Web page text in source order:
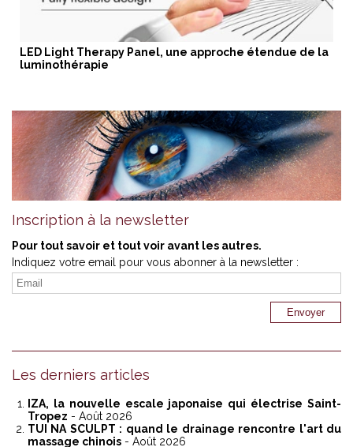
LED Light Therapy Panel, une approche étendue de la
luminothérapie
Inscription à la newsletter
Pour tout savoir et tout voir avant les autres.
Indiquez votre email pour vous abonner à la newsletter :
Les derniers articles
IZA, la nouvelle escale japonaise qui électrise Saint-
Tropez - Août 2026
TUI NA SCULPT : quand le drainage rencontre l'art du
massage chinois - Août 2026